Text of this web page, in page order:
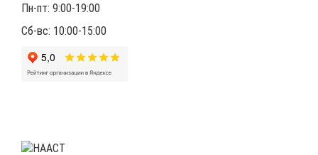
Пн-пт: 9:00-19:00
Сб-вс: 10:00-15:00